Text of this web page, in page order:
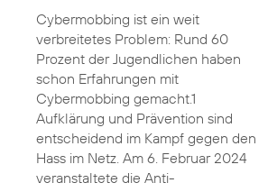
Cybermobbing ist ein weit
verbreitetes Problem: Rund 60
Prozent der Jugendlichen haben
schon Erfahrungen mit
Cybermobbing gemacht.1
Aufklärung und Prävention sind
entscheidend im Kampf gegen den
Hass im Netz. Am 6. Februar 2024
veranstaltete die Anti-